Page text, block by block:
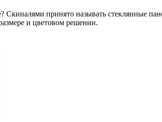
Скиналями принято называть стеклянные
и цветовом решении.